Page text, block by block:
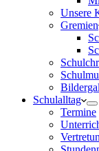
Unsere
Gremien
Schulalltag
Termine